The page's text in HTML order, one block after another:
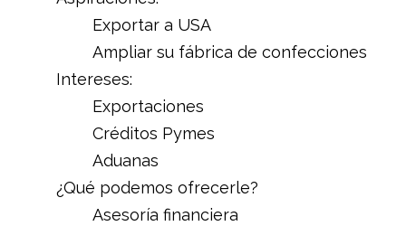
Exportar a USA
Ampliar su fábrica de confecciones
Intereses:
Exportaciones
Créditos Pymes
Aduanas
¿Qué podemos ofrecerle?
Asesoría financiera